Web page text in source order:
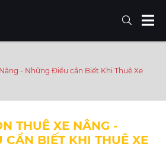
- Những Điều cần Biết Khi Thuê Xe
THUÊ XE NÂNG -
CẦN BIẾT KHI THUÊ XE